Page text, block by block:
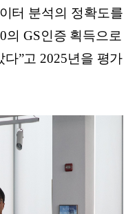
터 분석의 정확도를
의 GS인증 획득으로
”고 2025년을 평가